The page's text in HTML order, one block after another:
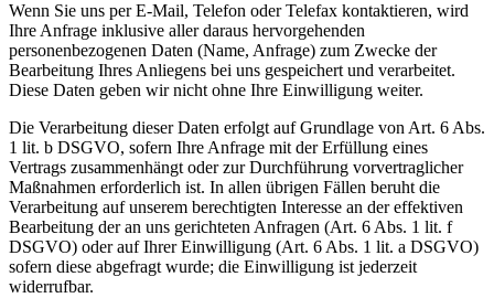
Wenn Sie uns per E-Mail, Telefon oder Telefax kontaktieren, wird
Ihre Anfrage inklusive aller daraus hervorgehenden
personenbezogenen Daten (Name, Anfrage) zum Zwecke der
Bearbeitung Ihres Anliegens bei uns gespeichert und verarbeitet.
Diese Daten geben wir nicht ohne Ihre Einwilligung weiter.
Die Verarbeitung dieser Daten erfolgt auf Grundlage von Art. 6 Abs.
1 lit. b DSGVO, sofern Ihre Anfrage mit der Erfüllung eines
Vertrags zusammenhängt oder zur Durchführung vorvertraglicher
Maßnahmen erforderlich ist. In allen übrigen Fällen beruht die
Verarbeitung auf unserem berechtigten Interesse an der effektiven
Bearbeitung der an uns gerichteten Anfragen (Art. 6 Abs. 1 lit. f
DSGVO) oder auf Ihrer Einwilligung (Art. 6 Abs. 1 lit. a DSGVO)
sofern diese abgefragt wurde; die Einwilligung ist jederzeit
widerrufbar.